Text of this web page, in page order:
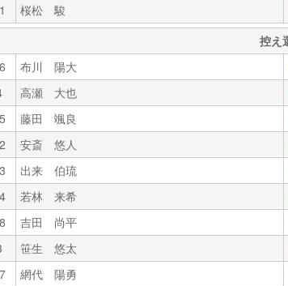
桜松 駿
控え
布川 陽大
高瀬 大也
藤田 颯良
安斎 悠人
出来 伯琉
若林 来希
吉田 尚平
笹生 悠太
網代 陽勇